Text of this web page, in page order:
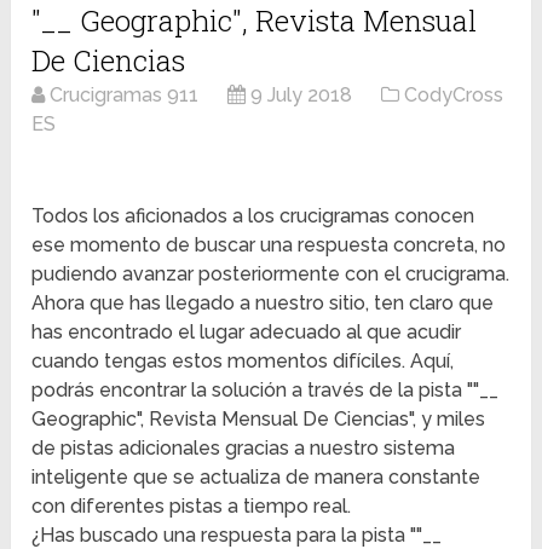
"__ Geographic", Revista Mensual
De Ciencias
Crucigramas 911 9 July 2018
CodyCross
ES
Todos los aficionados a los crucigramas conocen
ese momento de buscar una respuesta concreta, no
pudiendo avanzar posteriormente con el crucigrama.
Ahora que has llegado a nuestro sitio, ten claro que
has encontrado el lugar adecuado al que acudir
cuando tengas estos momentos difíciles. Aquí,
podrás encontrar la solución a través de la pista ""__
Geographic", Revista Mensual De Ciencias", y miles
de pistas adicionales gracias a nuestro sistema
inteligente que se actualiza de manera constante
con diferentes pistas a tiempo real.
¿Has buscado una respuesta para la pista ""__